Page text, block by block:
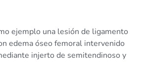
ejemplo una lesión de ligamento
edema óseo femoral intervenido
injerto de semitendinoso y